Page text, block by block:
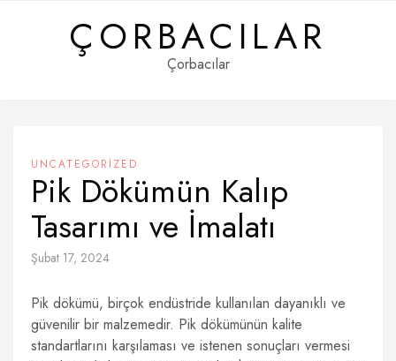
ÇORBACILAR
Çorbacılar
UNCATEGORIZED
Pik Dökümün Kalıp
Tasarımı ve İmalatı
Şubat 17, 2024
Pik dökümü, birçok endüstride kullanılan dayanıklı ve
güvenilir bir malzemedir. Pik dökümünün kalite
standartlarını karşılaması ve istenen sonuçları vermesi